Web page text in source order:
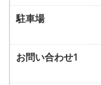
駐車場
お問い合わせ1